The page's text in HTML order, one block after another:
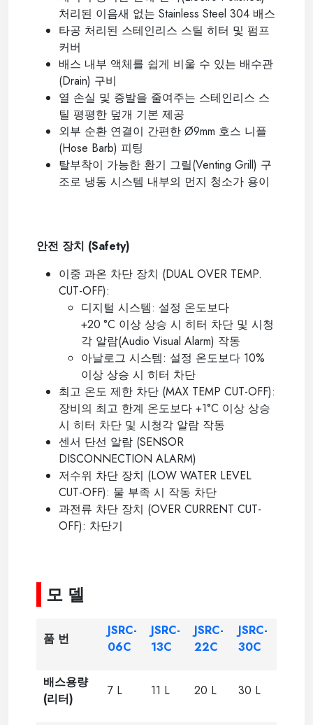
처리된 이음새 없는 Stainless Steel 304 배스
타공 처리된 스테인리스 스틸 히터 및 펌프
커버
배스 내부 액체를 쉽게 비울 수 있는 배수관
(Drain) 구비
열 손실 및 증발을 줄여주는 스테인리스 스
틸 평평한 덮개 기본 제공
외부 순환 연결이 간편한 Ø9mm 호스 니플
(Hose Barb) 피팅
탈부착이 가능한 환기 그릴(Venting Grill) 구
조로 냉동 시스템 내부의 먼지 청소가 용이
안전 장치 (Safety)
이중 과온 차단 장치 (DUAL OVER TEMP.
CUT-OFF):
디지털 시스템: 설정 온도보다
+20 °C 이상 상승 시 히터 차단 및 시청
각 알람(Audio Visual Alarm) 작동
아날로그 시스템: 설정 온도보다 10%
이상 상승 시 히터 차단
최고 온도 제한 차단 (MAX TEMP CUT-OFF):
장비의 최고 한계 온도보다 +1°C 이상 상승
시 히터 차단 및 시청각 알람 작동
센서 단선 알람 (SENSOR
DISCONNECTION ALARM)
저수위 차단 장치 (LOW WATER LEVEL
CUT-OFF): 물 부족 시 작동 차단
과전류 차단 장치 (OVER CURRENT CUT-
OFF): 차단기
모 델
품 번
JSRC-
06C
JSRC-
13C
JSRC-
22C
JSRC-
30C
배스용량
(리터)
7 L 11 L 20 L 30 L